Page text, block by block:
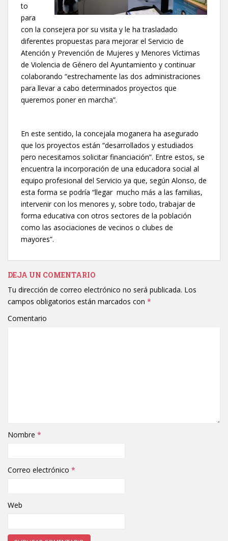
to
para
con la consejera por su visita y le ha trasladado
diferentes propuestas para mejorar el Servicio de
Atención y Prevención de Mujeres y Menores Víctimas
de Violencia de Género del Ayuntamiento y continuar
colaborando “estrechamente las dos administraciones
para llevar a cabo determinados proyectos que
queremos poner en marcha”.
En este sentido, la concejala moganera ha asegurado
que los proyectos están “desarrollados y estudiados
pero necesitamos solicitar financiación”. Entre estos, se
encuentra la incorporación de una educadora social al
equipo profesional del Servicio ya que, según Alonso, de
esta forma se podría “llegar mucho más a las familias,
intervenir con los menores y, sobre todo, trabajar de
forma educativa con otros sectores de la población
como las asociaciones de vecinos o clubes de
mayores”.
DEJA UN COMENTARIO
Tu dirección de correo electrónico no será publicada. Los
campos obligatorios están marcados con *
Comentario
Nombre *
Correo electrónico *
Web